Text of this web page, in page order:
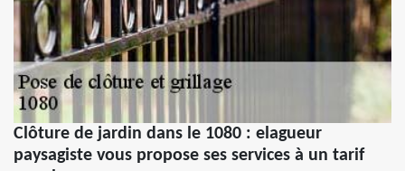
Clôture de jardin dans le 1080 : elagueur
paysagiste vous propose ses services à un tarif